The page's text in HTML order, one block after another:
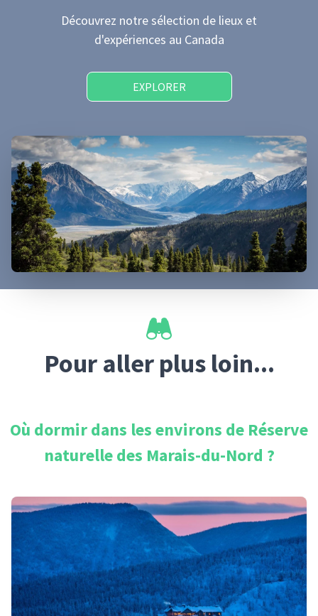
Découvrez notre sélection de lieux et
d'expériences au Canada
EXPLORER
Pour aller plus loin...
Où dormir dans les environs de Réserve
naturelle des Marais-du-Nord ?